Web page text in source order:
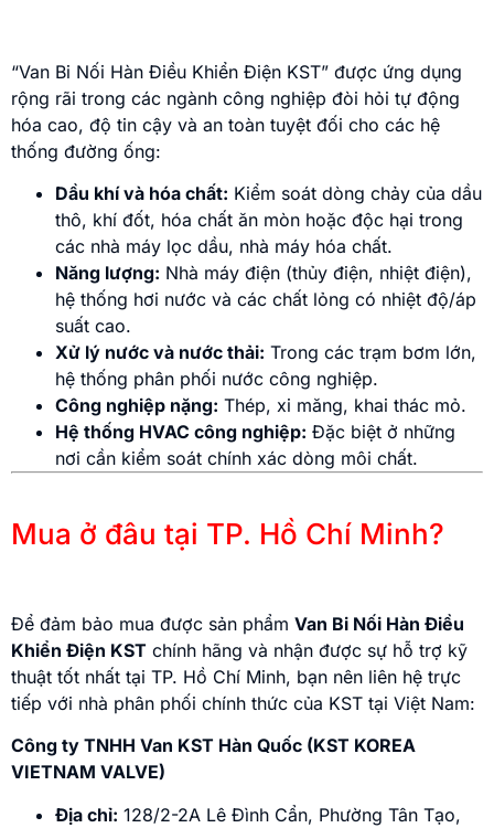
“Van Bi Nối Hàn Điều Khiển Điện KST” được ứng dụng
rộng rãi trong các ngành công nghiệp đòi hỏi tự động
hóa cao, độ tin cậy và an toàn tuyệt đối cho các hệ
thống đường ống:
Dầu khí và hóa chất: Kiểm soát dòng chảy của dầu
thô, khí đốt, hóa chất ăn mòn hoặc độc hại trong
các nhà máy lọc dầu, nhà máy hóa chất.
Năng lượng: Nhà máy điện (thủy điện, nhiệt điện),
hệ thống hơi nước và các chất lỏng có nhiệt độ/áp
suất cao.
Xử lý nước và nước thải: Trong các trạm bơm lớn,
hệ thống phân phối nước công nghiệp.
Công nghiệp nặng: Thép, xi măng, khai thác mỏ.
Hệ thống HVAC công nghiệp: Đặc biệt ở những
nơi cần kiểm soát chính xác dòng môi chất.
Mua ở đâu tại TP. Hồ Chí Minh?
Để đảm bảo mua được sản phẩm Van Bi Nối Hàn Điều
Khiển Điện KST chính hãng và nhận được sự hỗ trợ kỹ
thuật tốt nhất tại TP. Hồ Chí Minh, bạn nên liên hệ trực
tiếp với nhà phân phối chính thức của KST tại Việt Nam:
Công ty TNHH Van KST Hàn Quốc (KST KOREA
VIETNAM VALVE)
Địa chỉ: 128/2-2A Lê Đình Cẩn, Phường Tân Tạo,